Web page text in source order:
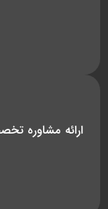
ارائه مشاوره